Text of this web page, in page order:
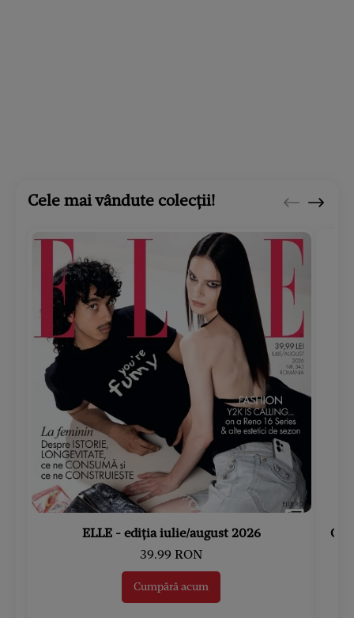
Cele mai vândute colecții!
ELLE - ediția iulie/august 2026
39.99 RON
Cumpără acum